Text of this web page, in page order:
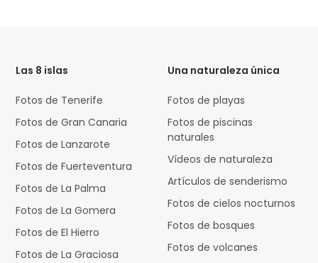
Las 8 islas
Fotos de Tenerife
Fotos de Gran Canaria
Fotos de Lanzarote
Fotos de Fuerteventura
Fotos de La Palma
Fotos de La Gomera
Fotos de El Hierro
Fotos de La Graciosa
Una naturaleza única
Fotos de playas
Fotos de piscinas
naturales
Vídeos de naturaleza
Artículos de senderismo
Fotos de cielos nocturnos
Fotos de bosques
Fotos de volcanes